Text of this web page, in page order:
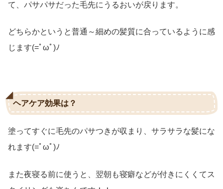
て、パサパサだった毛先にうるおいが戻ります。
どちらかというと普通～細めの髪質に合っているように感
じます(=ﾟωﾟ)ﾉ
ヘアケア効果は？
塗ってすぐに毛先のパサつきが収まり、サラサラな髪にな
れます(=ﾟωﾟ)ﾉ
また夜寝る前に使うと、翌朝も寝癖などが付きにくくてス